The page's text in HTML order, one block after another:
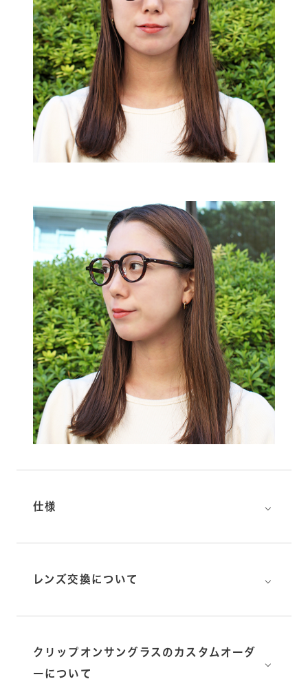
仕様 ⌵
レンズ交換について ⌵
クリップオンサングラスのカスタムオーダ
ーについて
⌵